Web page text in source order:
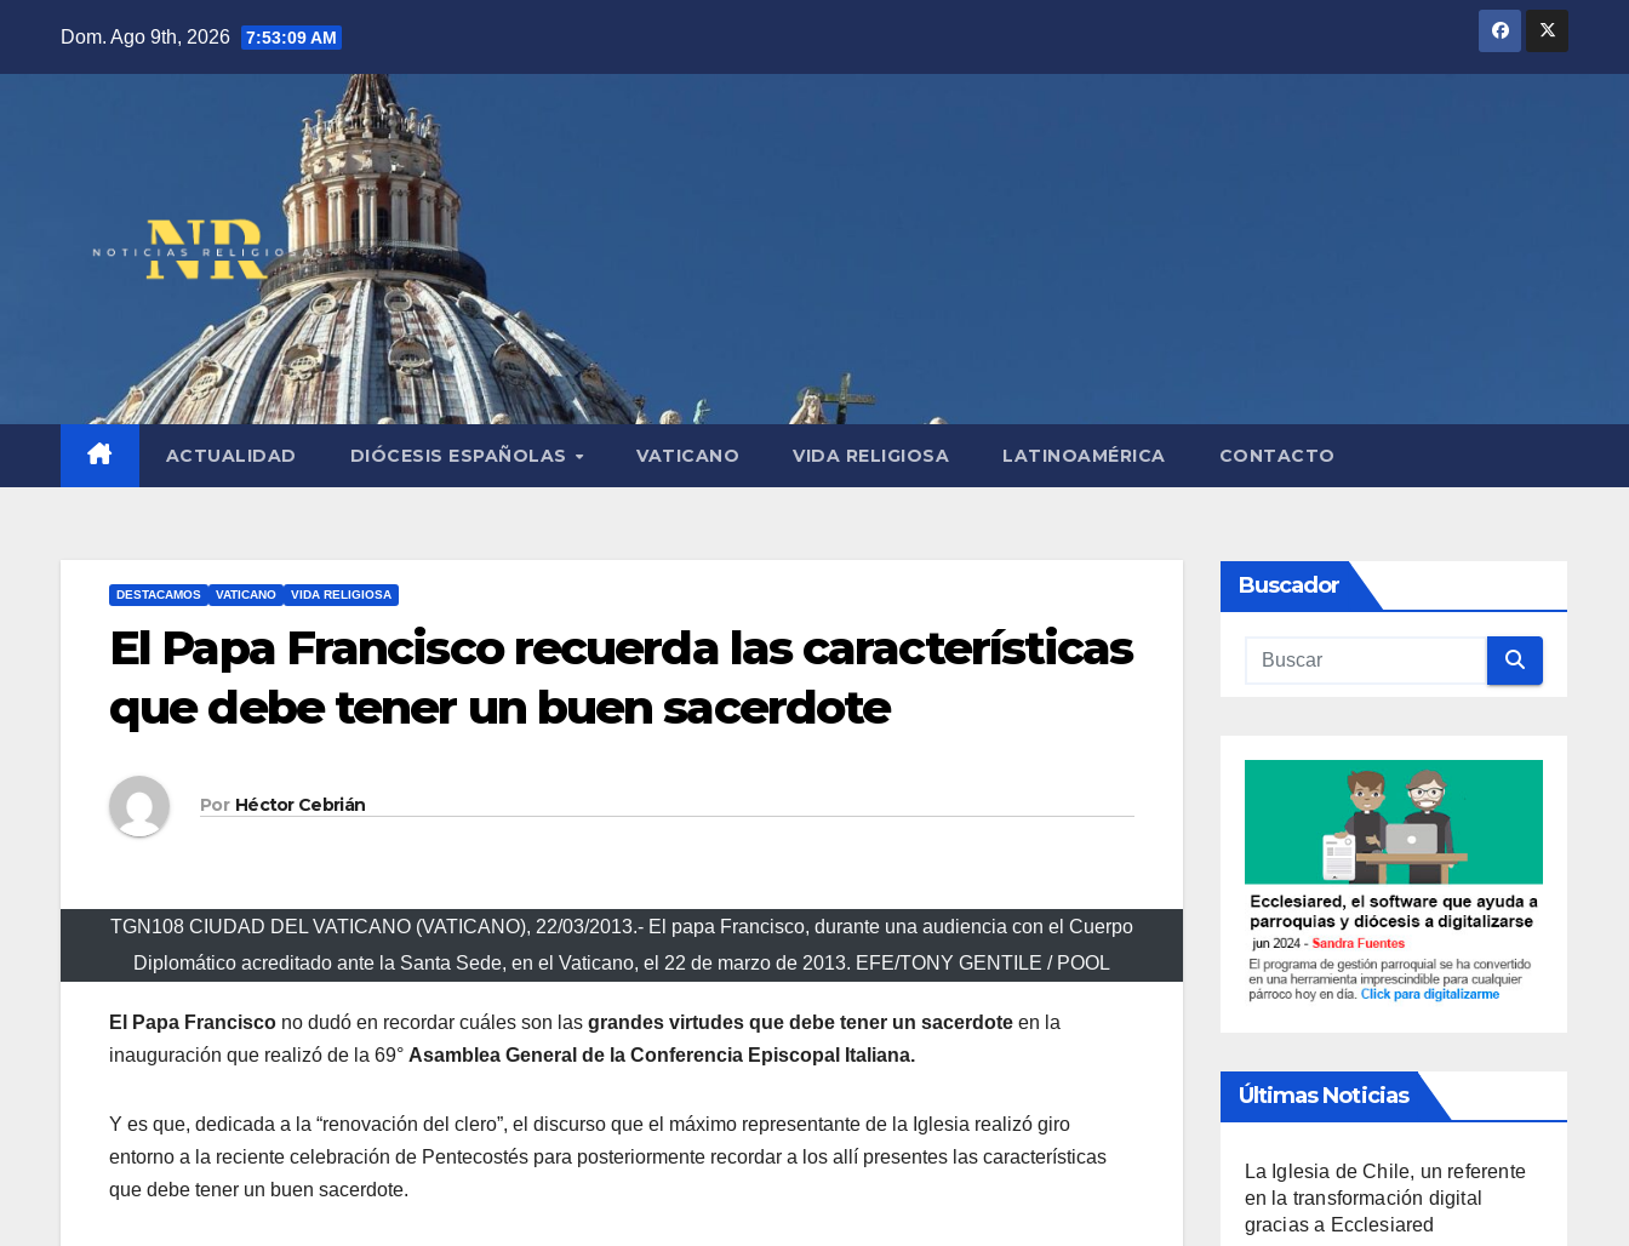
Dom. Ago 9th, 2026 7:53:10 AM
ACTUALIDAD DIÓCESIS ESPAÑOLAS VATICANO VIDA RELIGIOSA LATINOAMÉRICA CONTACTO
DESTACAMOS VATICANO VIDA RELIGIOSA
El Papa Francisco recuerda las características
que debe tener un buen sacerdote
Por Héctor Cebrián
TGN108 CIUDAD DEL VATICANO (VATICANO), 22/03/2013.- El papa Francisco, durante una audiencia con el Cuerpo
Diplomático acreditado ante la Santa Sede, en el Vaticano, el 22 de marzo de 2013. EFE/TONY GENTILE / POOL
El Papa Francisco no dudó en recordar cuáles son las grandes virtudes que debe tener un sacerdote en la
inauguración que realizó de la 69° Asamblea General de la Conferencia Episcopal Italiana.
Y es que, dedicada a la “renovación del clero”, el discurso que el máximo representante de la Iglesia realizó giro
entorno a la reciente celebración de Pentecostés para posteriormente recordar a los allí presentes las características
que debe tener un buen sacerdote.
Buscador
Últimas Noticias
La Iglesia de Chile, un referente
en la transformación digital
gracias a Ecclesiared